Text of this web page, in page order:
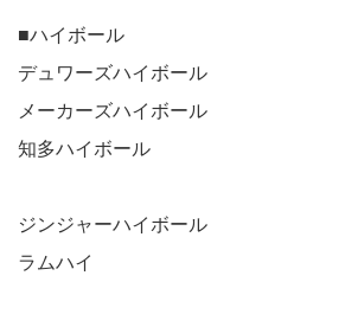
■ハイボール
デュワーズハイボール
メーカーズハイボール
知多ハイボール
ジンジャーハイボール
ラムハイ